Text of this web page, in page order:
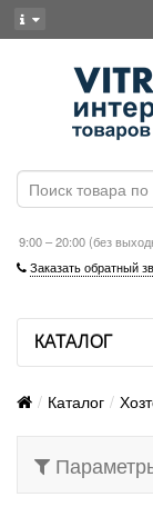
9:00 – 20:00 (без
Заказать обратный
КАТАЛОГ
Каталог